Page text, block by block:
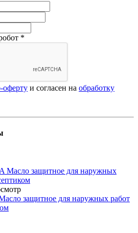
*
оферту и согласен на обработку
защитное для наружных работ